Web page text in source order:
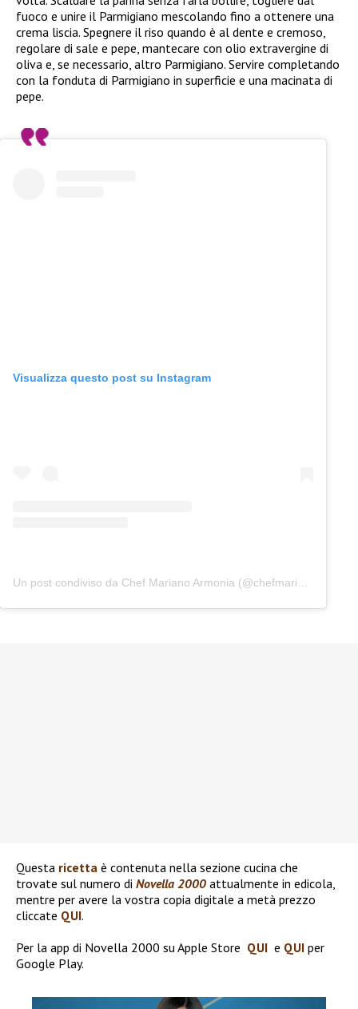
fuoco e unire il Parmigiano mescolando fino a ottenere una
crema liscia. Spegnere il riso quando è al dente e cremoso,
regolare di sale e pepe, mantecare con olio extravergine di
oliva e, se necessario, altro Parmigiano. Servire completando
con la fonduta di Parmigiano in superficie e una macinata di
pepe.
Visualizza questo post su Instagram
Un post condiviso da Chef Mariano Armonia (@chefmarianoarmonia)
Questa ricetta è contenuta nella sezione cucina che
trovate sul numero di Novella 2000 attualmente in edicola,
mentre per avere la vostra copia digitale a metà prezzo
cliccate QUI.
Per la app di Novella 2000 su Apple Store QUI e QUI per
Google Play.